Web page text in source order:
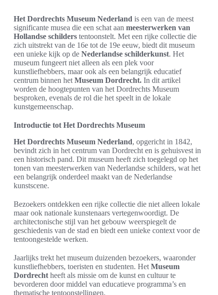
Het Dordrechts Museum Nederland is een van de meest
significante musea die een schat aan meesterwerken van
Hollandse schilders tentoonstelt. Met een rijke collectie die
zich uitstrekt van de 16e tot de 19e eeuw, biedt dit museum
een unieke kijk op de Nederlandse schilderkunst. Het
museum fungeert niet alleen als een plek voor
kunstliefhebbers, maar ook als een belangrijk educatief
centrum binnen het Museum Dordrecht. In dit artikel
worden de hoogtepunten van het Dordrechts Museum
besproken, evenals de rol die het speelt in de lokale
kunstgemeenschap.
Introductie tot Het Dordrechts Museum
Het Dordrechts Museum Nederland, opgericht in 1842,
bevindt zich in het centrum van Dordrecht en is gehuisvest in
een historisch pand. Dit museum heeft zich toegelegd op het
tonen van meesterwerken van Nederlandse schilders, wat het
een belangrijk onderdeel maakt van de Nederlandse
kunstscene.
Bezoekers ontdekken een rijke collectie die niet alleen lokale
maar ook nationale kunstenaars vertegenwoordigt. De
architectonische stijl van het gebouw weerspiegelt de
geschiedenis van de stad en biedt een unieke context voor de
tentoongestelde werken.
Jaarlijks trekt het museum duizenden bezoekers, waaronder
kunstliefhebbers, toeristen en studenten. Het Museum
Dordrecht heeft als missie om de kunst en cultuur te
bevorderen door middel van educatieve programma’s en
thematische tentoonstellingen.